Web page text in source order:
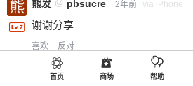
熊发 @ pbsucre 2年前 via iPhone
谢谢分享
喜欢 反对
cenji @ pbsucre via Android
首页 商场 帮助